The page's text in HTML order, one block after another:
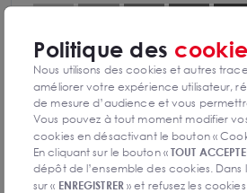
Diagnostics GES en cours de
Nicolas LECLERC
Seine et Marne
Politique des
Nous utilisons des cookies et autres
améliorer votre expérience utilisateur,
de mesure d’audience et vous
Vous pouvez à tout moment modifier
cookies en désactivant le bouton «
En cliquant sur le bouton «TOUT
dépôt de l’ensemble des cookies. Dans
sur « ENREGISTRER» et refusez les